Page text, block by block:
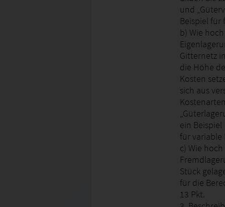
und
Beispiel für
b) Wie
Gitternetz
die Höhe
Kosten
sich aus
ein Beispiel
für variable
c) Wie
Stück
für die
13 Pkt.